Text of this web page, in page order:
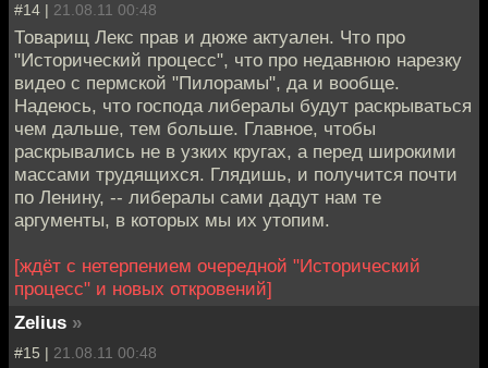
#14 | 21.08.11 00:48
Товарищ Лекс прав и дюже актуален. Что про
"Исторический процесс", что про недавнюю нарезку
видео с пермской "Пилорамы", да и вообще.
Надеюсь, что господа либералы будут раскрываться
чем дальше, тем больше. Главное, чтобы
раскрывались не в узких кругах, а перед широкими
массами трудящихся. Глядишь, и получится почти
по Ленину, -- либералы сами дадут нам те
аргументы, в которых мы их утопим.
[ждёт с нетерпением очередной "Исторический
процесс" и новых откровений]
Zelius »
#15 | 21.08.11 00:48